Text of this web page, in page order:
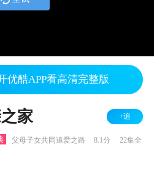
优酷APP看高清完整版
家 +追
父母子女共同追爱之路 8.1分 22集全